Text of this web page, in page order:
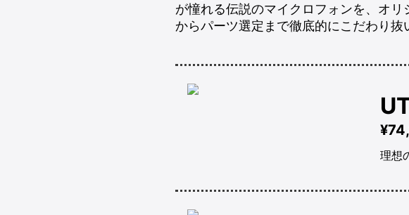
が憧れる伝説のマイクロフォンを、オ
からパーツ選定まで徹底的にこだわり抜
理想